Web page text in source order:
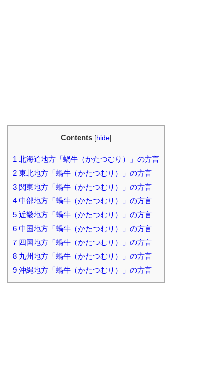
Contents [hide]
1 北海道地方「蝸牛（かたつむり）」の方言
2 東北地方「蝸牛（かたつむり）」の方言
3 関東地方「蝸牛（かたつむり）」の方言
4 中部地方「蝸牛（かたつむり）」の方言
5 近畿地方「蝸牛（かたつむり）」の方言
6 中国地方「蝸牛（かたつむり）」の方言
7 四国地方「蝸牛（かたつむり）」の方言
8 九州地方「蝸牛（かたつむり）」の方言
9 沖縄地方「蝸牛（かたつむり）」の方言